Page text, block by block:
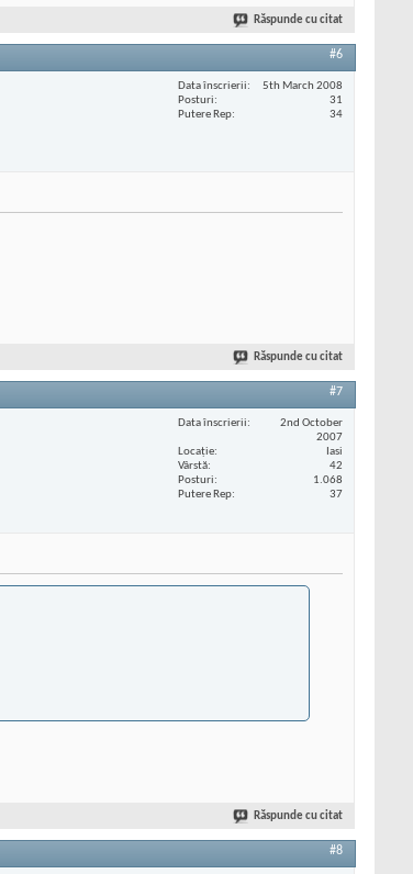
Răspunde cu citat
#6
Data înscrierii
5th March 2008
Posturi
31
Putere Rep
34
Răspunde cu citat
#7
Data înscrierii
2nd October
2007
Locaţie
Iasi
Vârstă
42
Posturi
1.068
Putere Rep
37
Răspunde cu citat
#8